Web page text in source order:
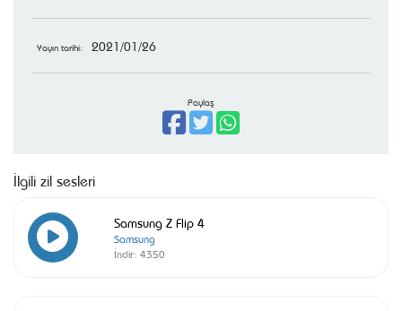
Yayın tarihi: 2021/01/26
Paylaş
İlgili zil sesleri
Samsung Z Flip 4
Samsung
İndir: 4350